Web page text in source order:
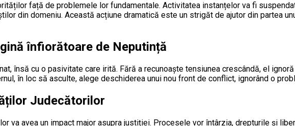
față de problemele lor fundamentale. Activitatea instanțelor va fi
din domeniu. Această acțiune dramatică este un strigăt de ajutor din partea
înfiorătoare de Neputință
însă cu o pasivitate care irită. Fără a recunoaște tensiunea crescândă, el
în loc să asculte, alege deschiderea unui nou front de conflict, ignorând o
Judecătorilor
va avea un impact major asupra justiției. Procesele vor întârzia, drepturile și